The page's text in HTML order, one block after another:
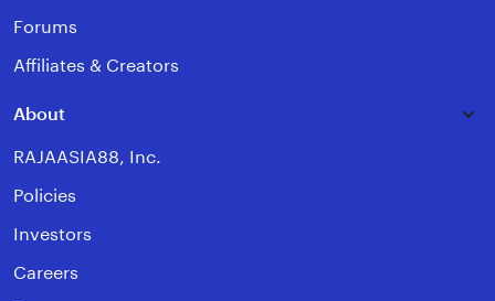
Forums
Affiliates & Creators
About
RAJAASIA88, Inc.
Policies
Investors
Careers